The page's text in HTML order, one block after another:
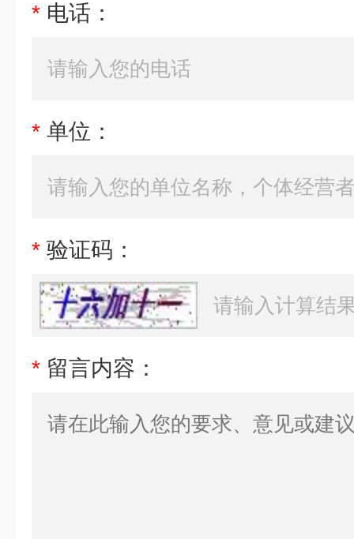
* 电话：
* 单位：
* 验证码：
* 留言内容：